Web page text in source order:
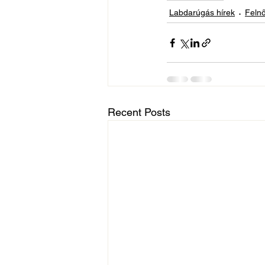
Labdarúgás hírek
Recent Posts